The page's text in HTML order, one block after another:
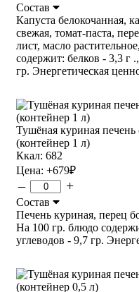
Состав
Капуста белокочанная,
свежая, томат-паста,
лист, масло
содержит: белков - 3,3 г
гр. Энергетическая
Тушёная куриная
(контейнер 1 л)
Ккал: 682
Цена: +679₽
– +
Состав
Печень куриная, перец
На 100 гр. блюдо
углеводов - 9,7 гр.